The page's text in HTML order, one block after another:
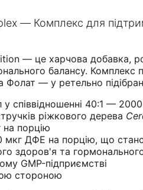
— Комплекс для
— це харчова добавка,
балансу. Комплекс
Фолат — у ретельно
у співвідношенні 40:1 —
ріжкового дерева
порцію
ДФЕ на порцію, що
здоров'я та
GMP-підприємстві
стороною